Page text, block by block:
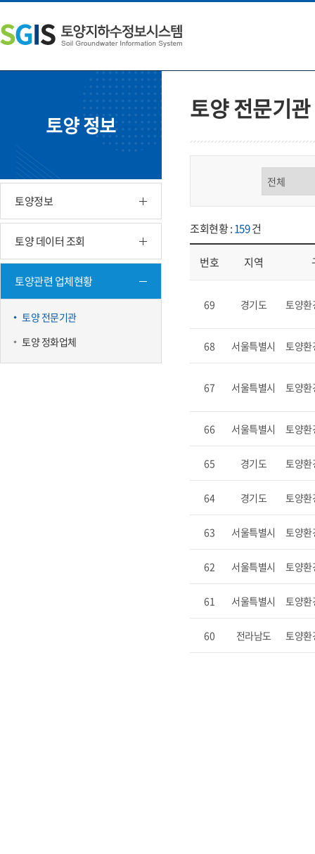
문
내
용
쪽
메
뉴
단
주
소
토양 정보
토양정보
토양 데이터 조회
토양관련 업체현황
토양 전문기관
토양 정화업체
토양 전문기관
조회현황 :159건
번호 지역
69 경기도 토양환
68 서울특별시 토양환
67 서울특별시 토양환
66 서울특별시 토양환
65 경기도 토양환
64 경기도 토양환
63 서울특별시 토양환
62 서울특별시 토양환
61 서울특별시 토양환
60 전라남도 토양환